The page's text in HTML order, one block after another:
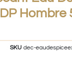
Hombre
SKUdec-